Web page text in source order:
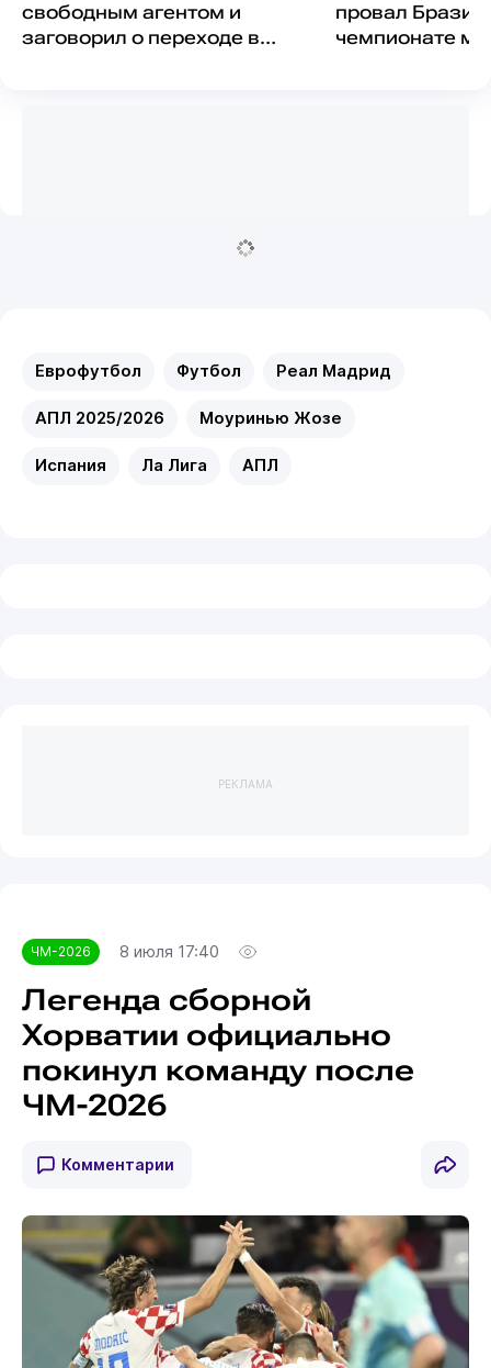
свободным агентом и
заговорил о переходе в
провал
чемпионате
Еврофутбол Футбол Реал Мадрид
АПЛ 2025/2026 Моуринью Жозе
Испания Ла Лига АПЛ
РЕКЛАМА
ЧМ-2026 8 июля 17:40
Легенда сборной
Хорватии официально
покинул команду после
ЧМ-2026
Комментарии